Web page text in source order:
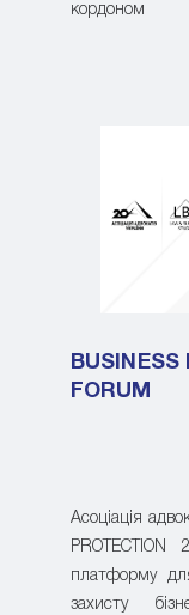
кордоном
BUSINESS
FORUM
Асоціація
платформу
захисту